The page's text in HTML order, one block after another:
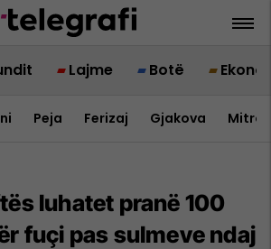
Lajme Botë
Peja Ferizaj Gjakova
luhatet pranë 100
fuçi pas sulmeve ndaj